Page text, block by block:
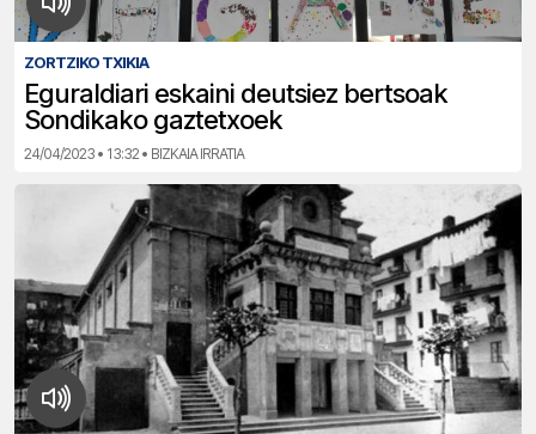
ZORTZIKO TXIKIA
Eguraldiari eskaini deutsiez bertsoak
Sondikako gaztetxoek
24/04/2023 • 13:32 • BIZKAIA IRRATIA